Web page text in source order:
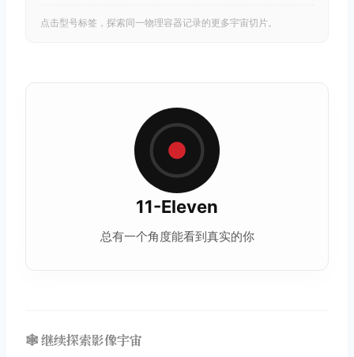
点击型号标签，探索同一物理容器记录的更多宇宙切片。
11-Eleven
总有一个角度能看到真实的你
🕸️ 继续探索影像宇宙